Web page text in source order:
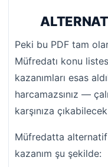
Peki bu PDF tam
Müfredatı konu
kazanımları esas
harcamazsınız —
karşınıza
Müfredatta
kazanım şu şekilde: